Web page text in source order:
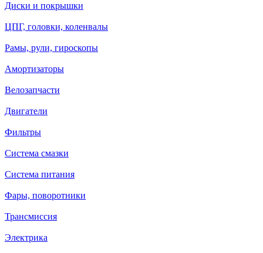
Диски и покрышки
ЦПГ, головки, коленвалы
Рамы, рули, гироскопы
Амортизаторы
Велозапчасти
Двигатели
Фильтры
Система смазки
Система питания
Фары, поворотники
Трансмиссия
Электрика